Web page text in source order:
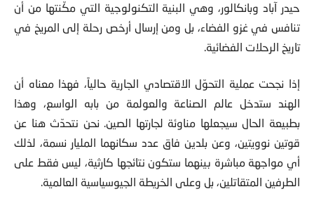
حيدر آباد وبانكالور، وهي البنية التكنولوجية التي مكّنتها من أن
تنافس في غزو الفضاء، بل ومن إرسال أرخص رحلة إلى المريخ في
تاريخ الرحلات الفضائية.
إذا نجحت عملية التحوّل الاقتصادي الجارية حالياً، فهذا معناه أن
الهند ستدخل عالم الصناعة والعولمة من بابه الواسع، وهذا
بطبيعة الحال سيجعلها مناوئة لجارتها الصين. نحن نتحدّث هنا عن
قوتين نوويتين، وعن بلدين فاق عدد سكانهما المليار نسمة، لذلك
أي مواجهة مباشرة بينهما ستكون نتائجها كارثية، ليس فقط على
الطرفين المتقاتلين، بل وعلى الخريطة الجيوسياسية العالمية.